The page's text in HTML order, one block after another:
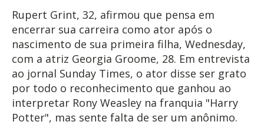
Rupert Grint, 32, afirmou que pensa em
encerrar sua carreira como ator após o
nascimento de sua primeira filha, Wednesday,
com a atriz Georgia Groome, 28. Em entrevista
ao jornal Sunday Times, o ator disse ser grato
por todo o reconhecimento que ganhou ao
interpretar Rony Weasley na franquia "Harry
Potter", mas sente falta de ser um anônimo.